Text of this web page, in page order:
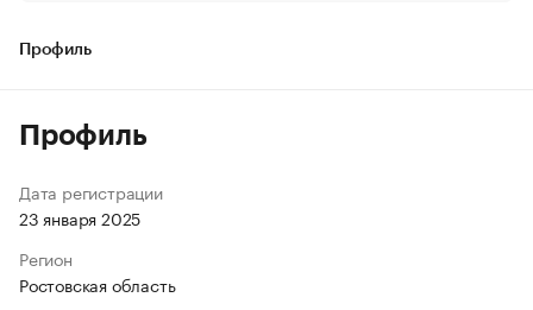
Профиль
Профиль
Дата регистрации
23 января 2025
Регион
Ростовская область